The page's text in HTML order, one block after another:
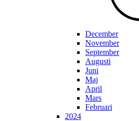
December
November
September
Augusti
Juni
Maj
April
Mars
Februari
2024